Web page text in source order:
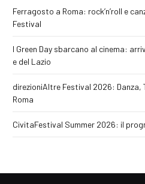
Ferragosto a Roma: rock’n’roll e
Festival
I Green Day sbarcano al cinema:
e del Lazio
direzioniAltre Festival 2026: Danza,
Roma
CivitaFestival Summer 2026: il